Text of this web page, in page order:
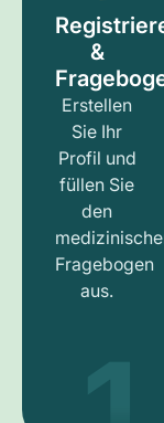
&
Erstellen
Sie Ihr
Profil und
füllen Sie
den
Fragebogen
aus.